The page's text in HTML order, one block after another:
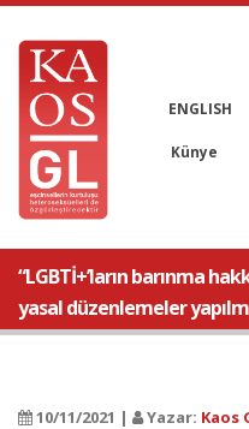
ENGLISH
Künye
“LGBTİ+’ların barınma
yasal düzenlemeler
10/11/2021 | Yazar: Kaos